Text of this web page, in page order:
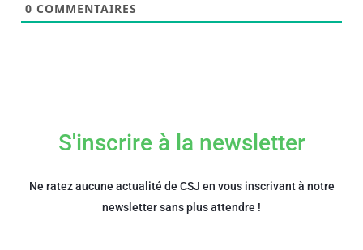
0 COMMENTAIRES
S'inscrire à la newsletter
Ne ratez aucune actualité de CSJ en vous inscrivant à notre
newsletter sans plus attendre !